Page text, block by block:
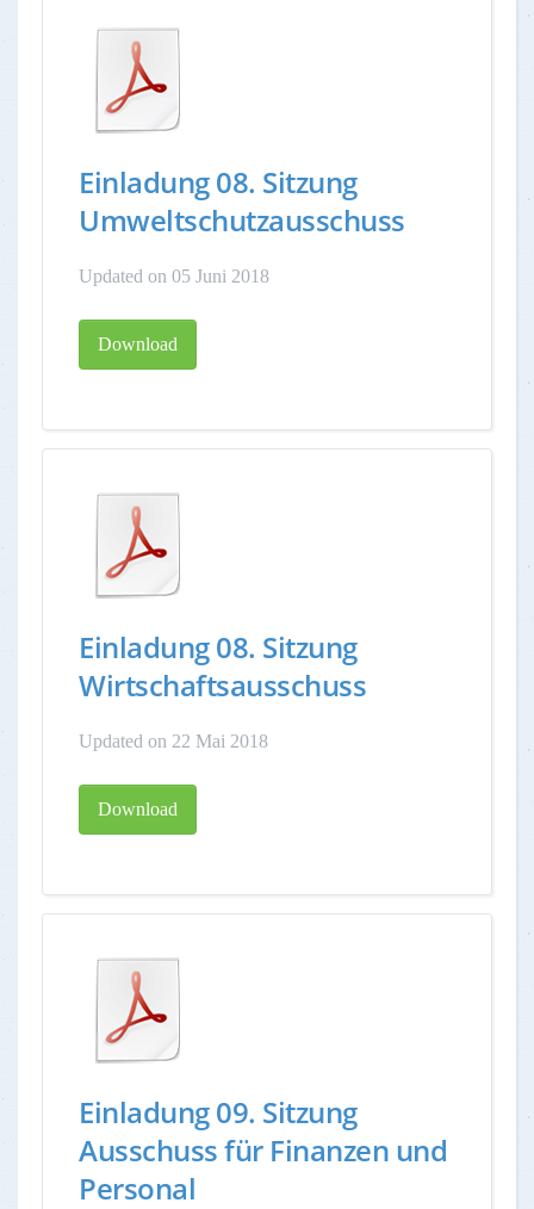
Einladung 08. Sitzung
Umweltschutzausschuss
Updated on 05 Juni 2018
Download
Einladung 08. Sitzung
Wirtschaftsausschuss
Updated on 22 Mai 2018
Download
Einladung 09. Sitzung
Ausschuss für Finanzen und
Personal